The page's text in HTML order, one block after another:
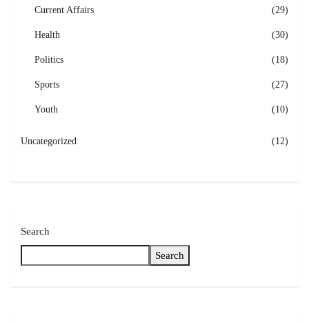
Current Affairs (29)
Health (30)
Politics (18)
Sports (27)
Youth (10)
Uncategorized (12)
Search
Search